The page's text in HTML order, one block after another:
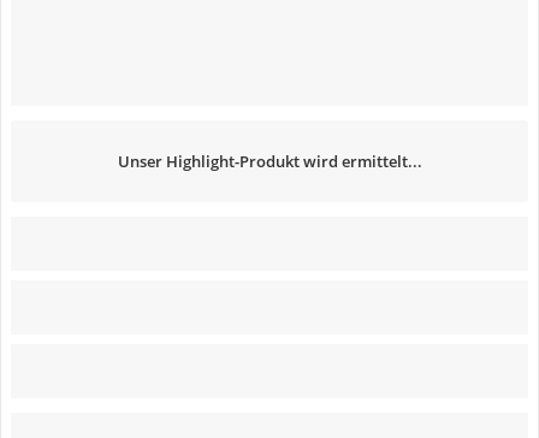
Unser Highlight-Produkt wird ermittelt...